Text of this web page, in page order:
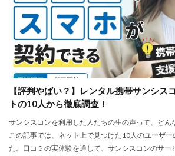
【評判やばい？】レンタル携帯サンシス
トの10人から徹底調査！
サンシスコンを利用した人たちの生の声って、どん
この記事では、ネット上で見つけた10人のユーザ
た。口コミの実体験を通して、サンシスコンのサー